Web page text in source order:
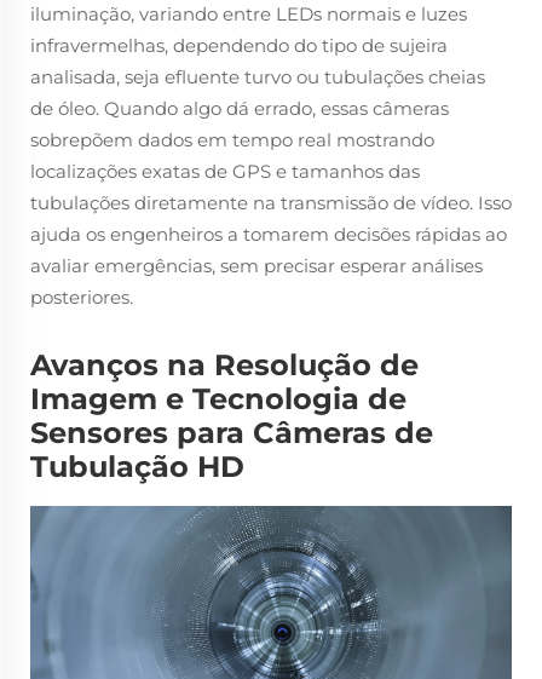
iluminação, variando entre LEDs normais e luzes
infravermelhas, dependendo do tipo de sujeira
analisada, seja efluente turvo ou tubulações cheias
de óleo. Quando algo dá errado, essas câmeras
sobrepõem dados em tempo real mostrando
localizações exatas de GPS e tamanhos das
tubulações diretamente na transmissão de vídeo. Isso
ajuda os engenheiros a tomarem decisões rápidas ao
avaliar emergências, sem precisar esperar análises
posteriores.
Avanços na Resolução de
Imagem e Tecnologia de
Sensores para Câmeras de
Tubulação HD